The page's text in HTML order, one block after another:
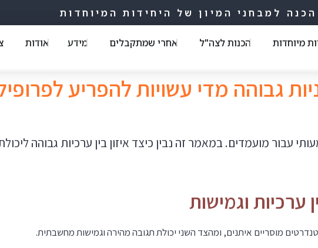
הכנה למבחני המיון של היחידות המיוחדות
מיוחדות הכנות לצה"ל אחרי שמתקבלים מידע אודות
גבוהה מדי עשויות להפריע
עבור מועמדים. במאמר זה נבין כיצד איזון בין ערכיות גבוהה
מוסריים איתנים, ומהצד השני יכולת תגובה מהירה וגמישות מחשבתית.